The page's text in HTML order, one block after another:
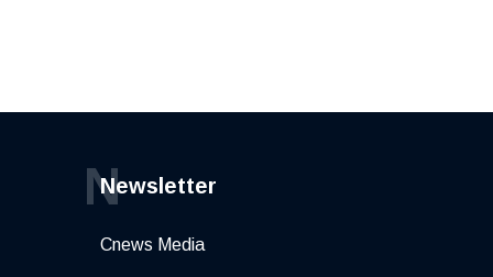
Newsletter
N
Cnews Media